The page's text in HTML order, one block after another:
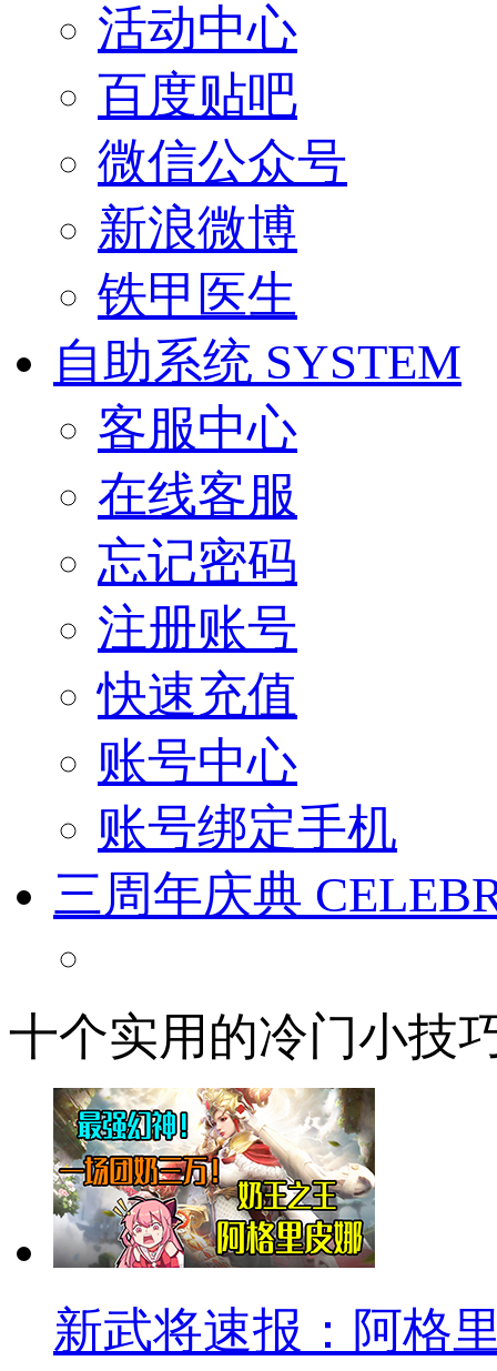
活动中心
百度贴吧
微信公众号
新浪微博
铁甲医生
自助系统 SYSTEM
客服中心
在线客服
忘记密码
注册账号
快速充值
账号中心
账号绑定手机
三周年庆典
十个实用的冷门小技
新武将速报：阿格